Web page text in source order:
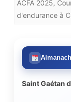
ACFA 2025,
d'endurance à
Saint Gaétan